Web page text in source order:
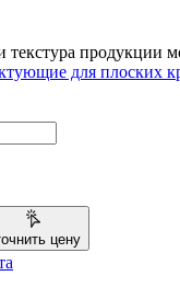
продукции
для плоских
цену